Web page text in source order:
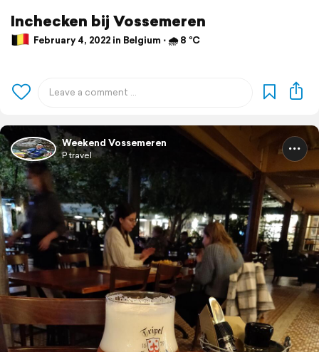
Inchecken bij Vossemeren
February 4, 2022 in Belgium ⋅ 🌧 8 °C
Weekend Vossemeren
P travel